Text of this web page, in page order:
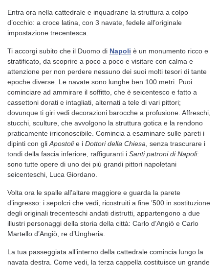
Entra ora nella cattedrale e inquadrane la struttura a colpo
d’occhio: a croce latina, con 3 navate, fedele all’originale
impostazione trecentesca.
Ti accorgi subito che il Duomo di Napoli è un monumento ricco e
stratificato, da scoprire a poco a poco e visitare con calma e
attenzione per non perdere nessuno dei suoi molti tesori di tante
epoche diverse. Le navate sono lunghe ben 100 metri. Puoi
cominciare ad ammirare il soffitto, che è seicentesco e fatto a
cassettoni dorati e intagliati, alternati a tele di vari pittori;
dovunque ti giri vedi decorazioni barocche a profusione. Affreschi,
stucchi, sculture, che avvolgono la struttura gotica e la rendono
praticamente irriconoscibile. Comincia a esaminare sulle pareti i
dipinti con gli Apostolie i Dottori della Chiesa , senza trascurare i
tondi della fascia inferiore, raffiguranti i Santi patroni di Napoli:
sono tutte opere di uno dei più grandi pittori napoletani
seicenteschi, Luca Giordano.
Volta ora le spalle all’altare maggiore e guarda la parete
d’ingresso: i sepolcri che vedi, ricostruiti a fine ’500 in sostituzione
degli originali trecenteschi andati distrutti, appartengono a due
illustri personaggi della storia della città: Carlo d’Angiò e Carlo
Martello d’Angiò, re d’Ungheria.
La tua passeggiata all’interno della cattedrale comincia lungo la
navata destra. Come vedi, la terza cappella costituisce un grande